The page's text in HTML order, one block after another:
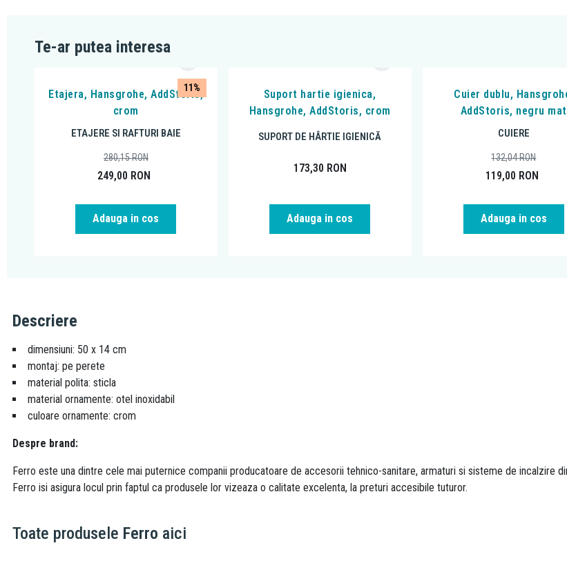
Te-ar putea interesa
11%
Etajera, Hansgrohe, AddStoris,
crom
ETAJERE SI RAFTURI BAIE
249,00 RON
280,15RON
Adauga in cos
Suport hartie igienica,
Hansgrohe, AddStoris, crom
SUPORT DE HÂRTIE IGIENICĂ
173,30 RON
Adauga in cos
Cuier dublu,
AddStoris, negru mat
CUIERE
119,00 RON
132,04RON
Adauga in cos
Descriere
dimensiuni: 50 x 14 cm
montaj: pe perete
material polita: sticla
material ornamente: otel inoxidabil
culoare ornamente: crom
Despre brand:
Ferro este una dintre cele mai puternice companii producatoare de accesorii tehnico-sanitare, armaturi si sisteme de incalzire
Ferro isi asigura locul prin faptul ca produsele lor vizeaza o calitate excelenta, la preturi accesibile tuturor.
Toate produsele Ferro aici